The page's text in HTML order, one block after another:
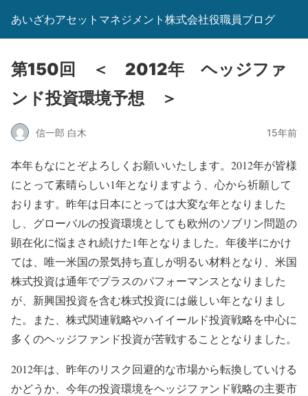
あいざわアセットマネジメント株式会社役職員ブログ
第150回 ＜ 2012年 ヘッジファ
ンド投資環境予想 ＞
信一郎 白木 15年前
本年もなにとぞよろしくお願いいたします。2012年が皆様
にとって素晴らしい1年となりますよう、心から祈願して
おります。昨年は日本にとっては大変な年となりました
し、グローバルの投資環境としても欧州のソブリン問題の
顕在化に悩まされ続けた1年となりました。年後半にかけ
ては、唯一米国の景気持ち直しが明るい材料となり、米国
株式投資は通年でプラスのパフォーマンスとなりました
が、新興国投資を含む株式投資には厳しい年となりまし
た。また、株式関連戦略やハイイールド投資戦略を中心に
多くのヘッジファンド投資が苦戦することとなりました。
2012年は、昨年のリスク回避的な市場から転換していける
かどうか、今年の投資環境をヘッジファンド戦略の主要市